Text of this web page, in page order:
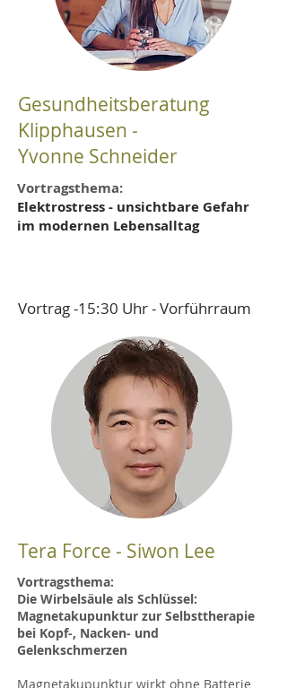
Gesundheitsberatung
Klipphausen -
Yvonne Schneider
Vortragsthema:
Elektrostress - unsichtbare Gefahr
im modernen Lebensalltag
Vortrag -15:30 Uhr - Vorführraum
Tera Force - Siwon Lee
Vortragsthema:
Die Wirbelsäule als Schlüssel:
Magnetakupunktur zur Selbsttherapie
bei Kopf‑, Nacken‑ und
Gelenkschmerzen
Magnetakupunktur wirkt ohne Batterie